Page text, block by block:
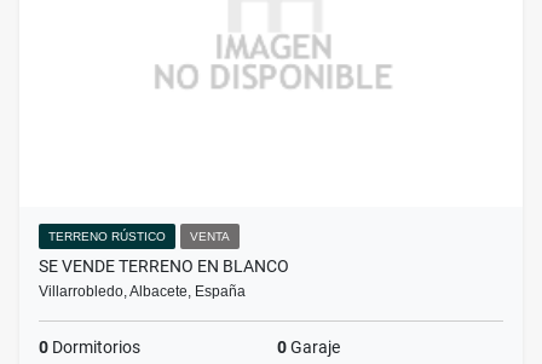
TERRENO RÚSTICO VENTA
SE VENDE TERRENO EN BLANCO
Villarrobledo, Albacete, España
0 Dormitorios 0Garaje